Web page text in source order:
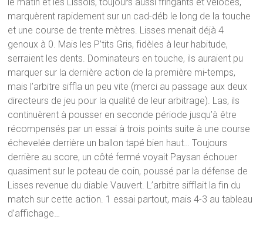
le matin et les Lissois, toujours aussi fringants et véloces,
marquèrent rapidement sur un cad-déb le long de la touche
et une course de trente mètres. Lisses menait déjà 4
genoux à 0. Mais les P’tits Gris, fidèles à leur habitude,
serraient les dents. Dominateurs en touche, ils auraient pu
marquer sur la dernière action de la première mi-temps,
mais l’arbitre siffla un peu vite (merci au passage aux deux
directeurs de jeu pour la qualité de leur arbitrage). Las, ils
continuèrent à pousser en seconde période jusqu’à être
récompensés par un essai à trois points suite à une course
échevelée derrière un ballon tapé bien haut… Toujours
derrière au score, un côté fermé voyait Paysan échouer
quasiment sur le poteau de coin, poussé par la défense de
Lisses revenue du diable Vauvert. L’arbitre sifflait la fin du
match sur cette action. 1 essai partout, mais 4-3 au tableau
d’affichage…